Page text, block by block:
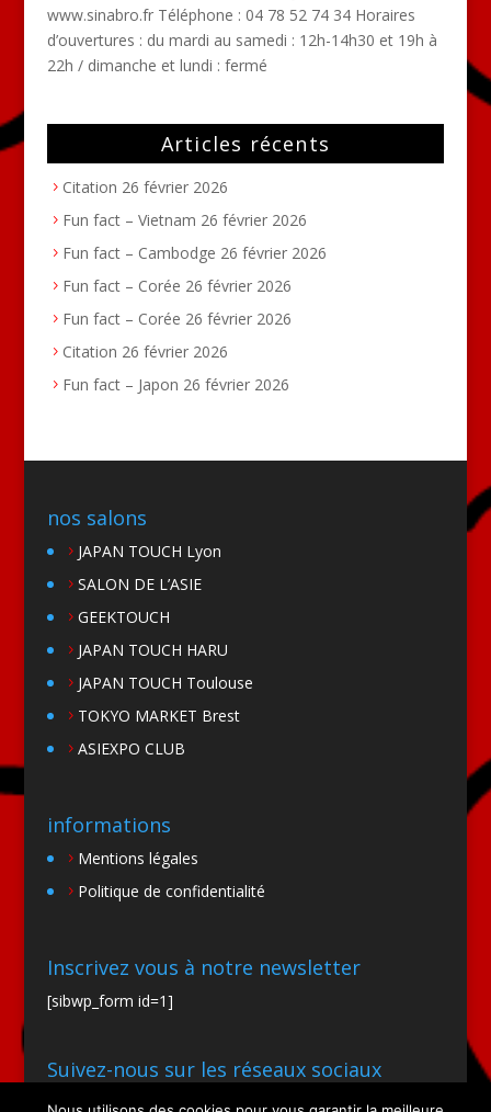
www.sinabro.fr Téléphone : 04 78 52 74 34 Horaires
d’ouvertures : du mardi au samedi : 12h-14h30 et 19h à
22h / dimanche et lundi : fermé
Articles récents
Citation 26 février 2026
Fun fact – Vietnam 26 février 2026
Fun fact – Cambodge 26 février 2026
Fun fact – Corée 26 février 2026
Fun fact – Corée 26 février 2026
Citation 26 février 2026
Fun fact – Japon 26 février 2026
nos salons
JAPAN TOUCH Lyon
SALON DE L’ASIE
GEEKTOUCH
JAPAN TOUCH HARU
JAPAN TOUCH Toulouse
TOKYO MARKET Brest
ASIEXPO CLUB
informations
Mentions légales
Politique de confidentialité
Inscrivez vous à notre newsletter
[sibwp_form id=1]
Suivez-nous sur les réseaux sociaux